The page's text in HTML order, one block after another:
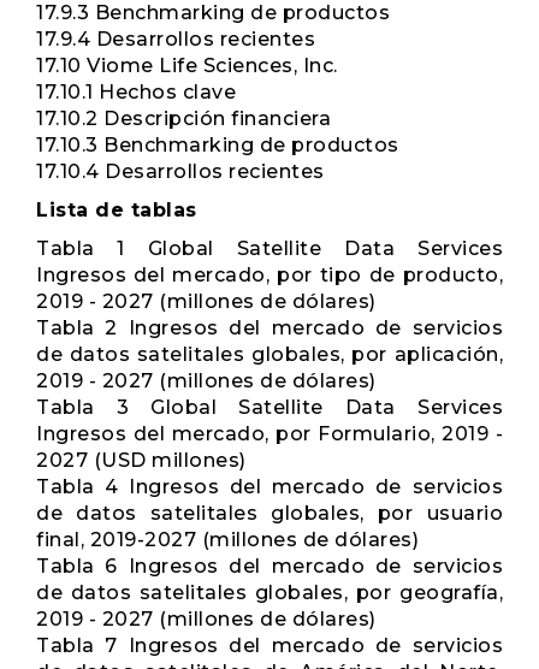
17.9.3 Benchmarking de productos
17.9.4 Desarrollos recientes
17.10 Viome Life Sciences, Inc.
17.10.1 Hechos clave
17.10.2 Descripción financiera
17.10.3 Benchmarking de productos
17.10.4 Desarrollos recientes
Lista de tablas
Tabla 1 Global Satellite Data Services
Ingresos del mercado, por tipo de producto,
2019 - 2027 (millones de dólares)
Tabla 2 Ingresos del mercado de servicios
de datos satelitales globales, por aplicación,
2019 - 2027 (millones de dólares)
Tabla 3 Global Satellite Data Services
Ingresos del mercado, por Formulario, 2019 -
2027 (USD millones)
Tabla 4 Ingresos del mercado de servicios
de datos satelitales globales, por usuario
final, 2019-2027 (millones de dólares)
Tabla 6 Ingresos del mercado de servicios
de datos satelitales globales, por geografía,
2019 - 2027 (millones de dólares)
Tabla 7 Ingresos del mercado de servicios